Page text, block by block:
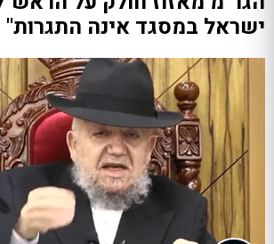
ישראל במסגד אינה התגרות"